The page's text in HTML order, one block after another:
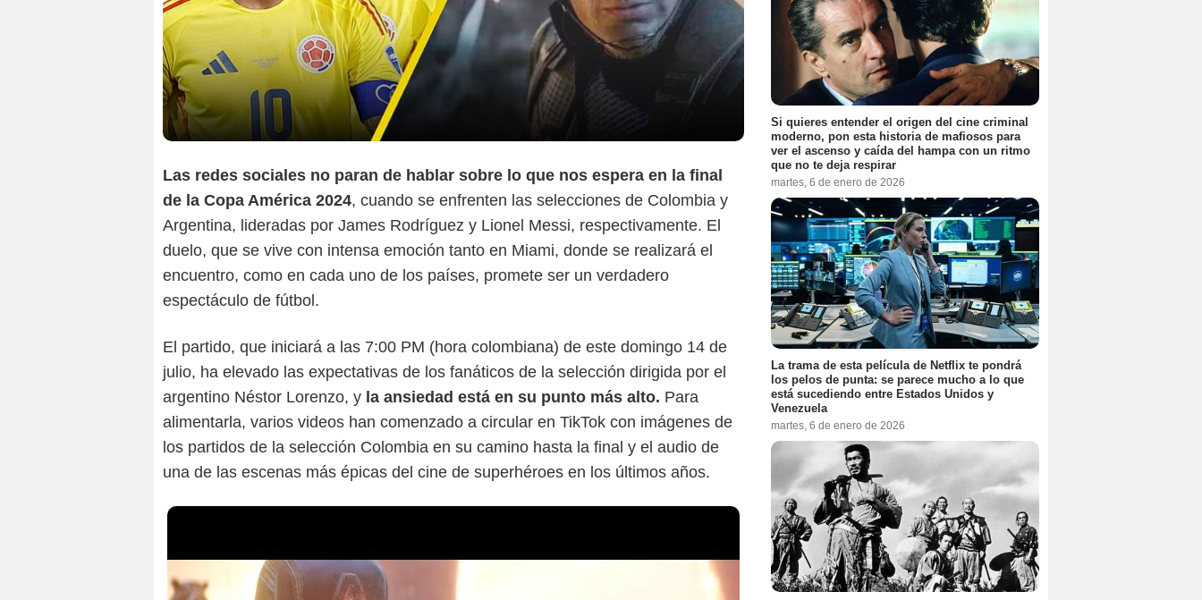
Las redes sociales no paran de hablar sobre lo que nos espera en la final
de la Copa América 2024, cuando se enfrenten las selecciones de Colombia y
Argentina, lideradas por James Rodríguez y Lionel Messi, respectivamente. El
duelo, que se vive con intensa emoción tanto en Miami, donde se realizará el
encuentro, como en cada uno de los países, promete ser un verdadero
espectáculo de fútbol.
El partido, que iniciará a las 7:00 PM (hora colombiana) de este domingo 14 de
julio, ha elevado las expectativas de los fanáticos de la selección dirigida por el
argentino Néstor Lorenzo, y la ansiedad está en su punto más alto. Para
alimentarla, varios videos han comenzado a circular en TikTok con imágenes de
los partidos de la selección Colombia en su camino hasta la final y el audio de
una de las escenas más épicas del cine de superhéroes en los últimos años.
Marvel Studios
Si quieres entender el origen del cine criminal
moderno, pon esta historia de mafiosos para
ver el ascenso y caída del hampa con un ritmo
que no te deja respirar
martes, 6 de enero de 2026
La trama de esta película de Netflix te pondrá
los pelos de punta: se parece mucho a lo que
está sucediendo entre Estados Unidos y
Venezuela
martes, 6 de enero de 2026